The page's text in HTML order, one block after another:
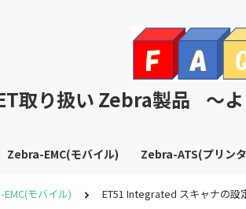
取り扱い Zebra製品 ～
Zebra-EMC(モバイル) Zebra-ATS(プリン
モバイル) ET51 Integrated スキャナの設